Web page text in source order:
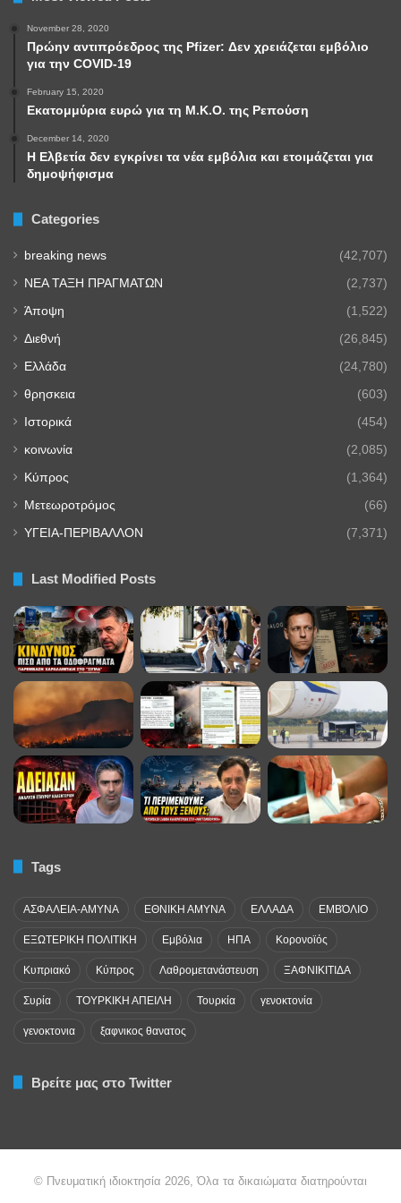
November 28, 2020
Πρώην αντιπρόεδρος της Pfizer: Δεν χρειάζεται εμβόλιο
για την COVID-19
February 15, 2020
Εκατομμύρια ευρώ για τη Μ.Κ.Ο. της Ρεπούση
December 14, 2020
Η Ελβετία δεν εγκρίνει τα νέα εμβόλια και ετοιμάζεται για
δημοψήφισμα
Categories
breaking news (42,707)
NEA TAΞΗ ΠΡΑΓΜΑΤΩΝ (2,737)
Άποψη (1,522)
Διεθνή (26,845)
Ελλάδα (24,780)
θρησκεια (603)
Ιστορικά (454)
κοινωνία (2,085)
Κύπρος (1,364)
Μετεωροτρόμος (66)
ΥΓΕΙΑ-ΠΕΡΙΒΑΛΛΟΝ (7,371)
Last Modified Posts
Tags
ΑΣΦΑΛΕΙΑ-ΑΜΥΝΑ ΕΘΝΙΚΗ ΑΜΥΝΑ ΕΛΛΑΔΑ ΕΜΒΌΛΙΟ
ΕΞΩΤΕΡΙΚΗ ΠΟΛΙΤΙΚΗ Εμβόλια ΗΠΑ Κορονοϊός
Κυπριακό Κύπρος Λαθρομετανάστευση ΞΑΦΝΙΚΙΤΙΔΑ
Συρία ΤΟΥΡΚΙΚΗ ΑΠΕΙΛΗ Τουρκία γενοκτονία
γενοκτονια ξαφνικος θανατος
Βρείτε μας στο Twitter
© Πνευματική ιδιοκτησία 2026, Όλα τα δικαιώματα διατηρούνται